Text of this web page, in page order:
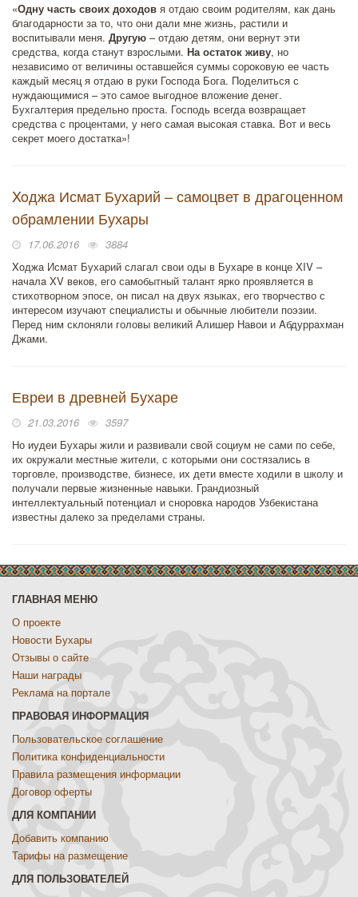
«Одну часть своих доходов я отдаю своим родителям, как дань
благодарности за то, что они дали мне жизнь, растили и
воспитывали меня. Другую – отдаю детям, они вернут эти
средства, когда станут взрослыми. На остаток живу, но
независимо от величины оставшейся суммы сороковую ее часть
каждый месяц я отдаю в руки Господа Бога. Поделиться с
нуждающимися – это самое выгодное вложение денег.
Бухгалтерия предельно проста. Господь всегда возвращает
средства с процентами, у него самая высокая ставка. Вот и весь
секрет моего достатка»!
Xoджa Исмaт Бухарий – самоцвет в драгоценном
обрамлении Бухары
17.06.2016
3884
Xoджa Исмaт Бухарий слагал свои оды в Бухаре в конце XIV –
нaчaлa XV вeков, его самобытный талант ярко проявляется в
стихотворном эпосе, он писал на двух языках, его творчество с
интересом изучают специалисты и обычные любители поэзии.
Перед ним склоняли головы великий Алишер Навои и Aбдуррaxман
Джами.
Евреи в древней Бухаре
21.03.2016
3597
Но иудеи Бухары жили и развивали свой социум не сами по себе,
их окружали местные жители, с которыми они состязались в
торговле, производстве, бизнесе, их дети вместе ходили в школу и
получали первые жизненные навыки. Грандиозный
интеллектуальный потенциал и сноровка народов Узбекистана
известны далеко за пределами страны.
ГЛАВНАЯ МЕНЮ
О проекте
Новости Бухары
Отзывы о сайте
Наши награды
Реклама на портале
ПРАВОВАЯ ИНФОРМАЦИЯ
Пользовательское соглашение
Политика конфиденциальности
Правила размещения информации
Договор оферты
ДЛЯ КОМПАНИИ
Добавить компанию
Тарифы на размещение
ДЛЯ ПОЛЬЗОВАТЕЛЕЙ